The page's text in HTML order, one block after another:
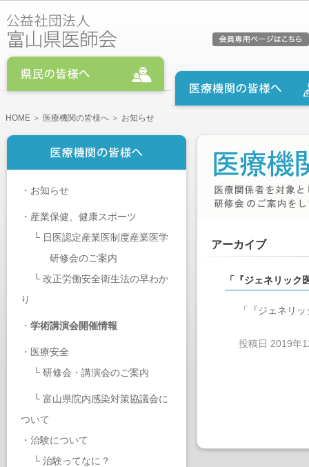
HOME ＞ 医療機関の皆様へ ＞ お知らせ
・ お知らせ
・ 産業保健、健康スポーツ
└ 日医認定産業医制度産業医学
研修会のご案内
└ 改正労働安全衛生法の早わか
り
・ 学術講演会開催情報
・ 医療安全
└ 研修会・講演会のご案内
└ 富山県院内感染対策協議会に
ついて
・ 治験について
└ 治験ってなに？
アーカイブ
「『ジェネリッ
「『ジェネリ
投稿日 2019年